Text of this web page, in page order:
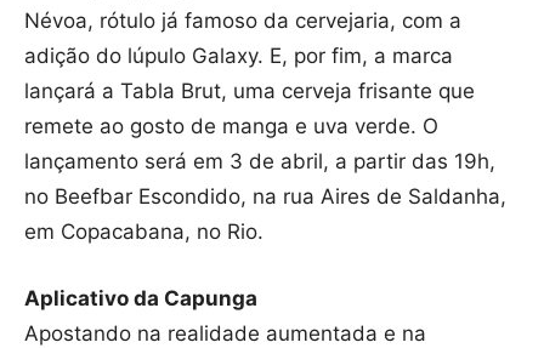
Névoa, rótulo já famoso da cervejaria, com a
adição do lúpulo Galaxy. E, por fim, a marca
lançará a Tabla Brut, uma cerveja frisante que
remete ao gosto de manga e uva verde. O
lançamento será em 3 de abril, a partir das 19h,
no Beefbar Escondido, na rua Aires de Saldanha,
em Copacabana, no Rio.
Aplicativo da Capunga
Apostando na realidade aumentada e na